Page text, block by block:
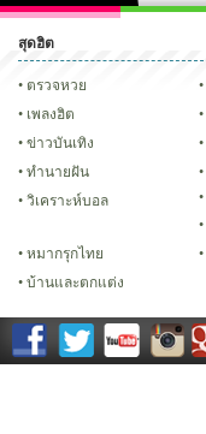
คลิป ภาพ
Glitter
สุดฮิต
ตรวจหวย
เพลงฮิต
ข่าวบันเทิง
ทํานายฝัน
วิเคราะห์บอล
หมากรุกไทย
บ้านและตกแต่ง